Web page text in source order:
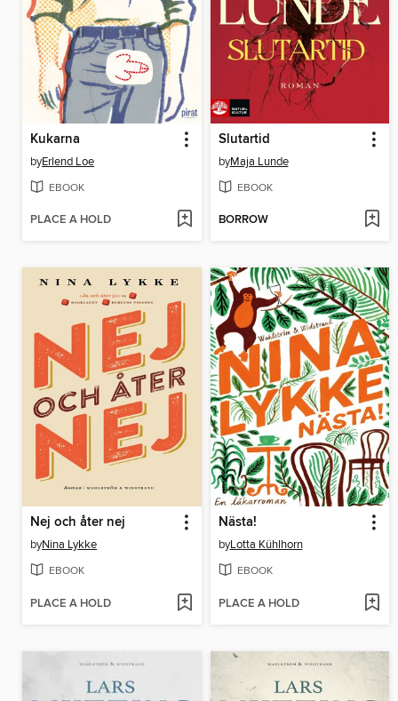
Kukarna
byErlend Loe
EBOOK
PLACE A HOLD
Slutartid
byMaja Lunde
EBOOK
BORROW
Nej och åter nej
byNina Lykke
EBOOK
PLACE A HOLD
Nästa!
byLotta Kühlhorn
EBOOK
PLACE A HOLD